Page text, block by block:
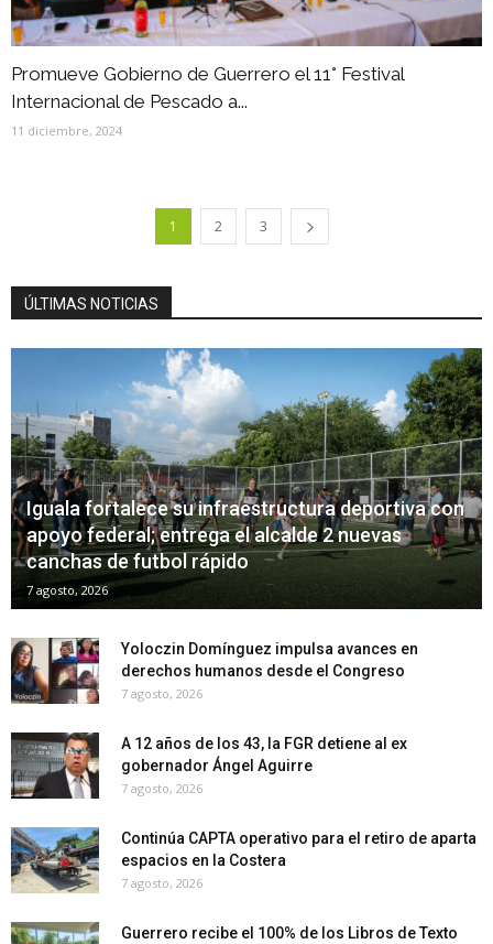
Promueve Gobierno de Guerrero el 11° Festival
Internacional de Pescado a...
11 diciembre, 2024
1 2 3
ÚLTIMAS NOTICIAS
Iguala fortalece su infraestructura deportiva con
apoyo federal; entrega el alcalde 2 nuevas
canchas de futbol rápido
7 agosto, 2026
Yoloczin Domínguez impulsa avances en
derechos humanos desde el Congreso
7 agosto, 2026
A 12 años de los 43, la FGR detiene al ex
gobernador Ángel Aguirre
7 agosto, 2026
Continúa CAPTA operativo para el retiro de aparta
espacios en la Costera
7 agosto, 2026
Guerrero recibe el 100% de los Libros de Texto